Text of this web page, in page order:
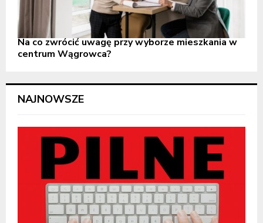
Na co zwrócić uwagę przy wyborze mieszkania w
centrum Wągrowca?
NAJNOWSZE